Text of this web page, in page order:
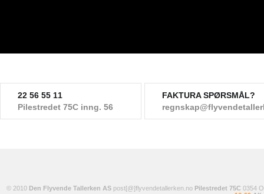
22 56 55 11
Pilestredet 75C inng. 56
FAKTURA SPØRSMÅL?
© 2010 Den Flyvende Tallerken ASpost[@]flyvendetallerken.no Pilestredet 75C 0354